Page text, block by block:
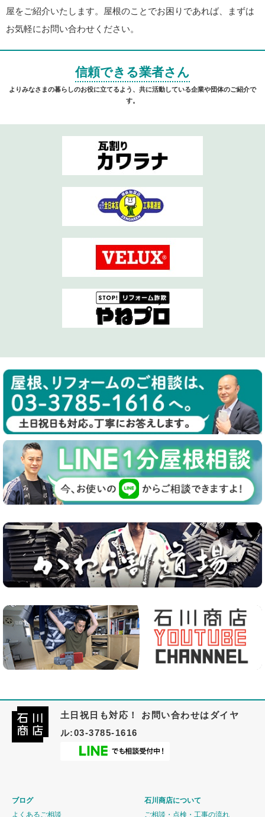
屋をご紹介いたします。屋根のことでお困りであれば、まずは
お気軽にお問い合わせください。
信頼できる業者さん
よりみなさまの暮らしのお役に立てるよう、共に活動している企業や団体のご紹介で
す。
土日祝日も対応！ お問い合わせはダイヤ
ル:03-3785-1616
ブログ
よくあるご相談
石川商店について
ご相談・点検・工事の流れ